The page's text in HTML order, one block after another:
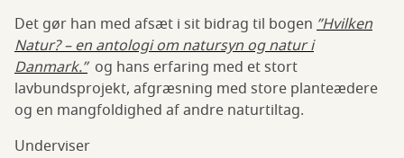
Det gør han med afsæt i sit bidrag til bogen ”Hvilken
Natur? – en antologi om natursyn og natur i
Danmark.” og hans erfaring med et stort
lavbundsprojekt, afgræsning med store planteædere
og en mangfoldighed af andre naturtiltag.
Underviser